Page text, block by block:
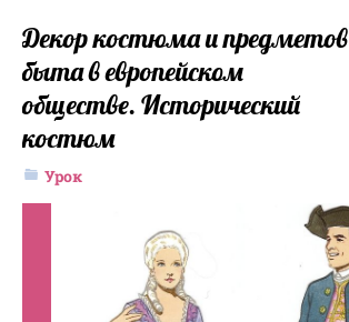
Декор костюма и предметов
быта в европейском
обществе. Исторический
костюм
Урок